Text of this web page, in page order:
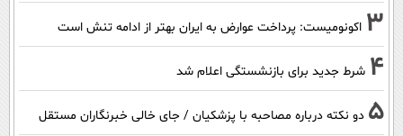
3 اکونومیست: پرداخت عوارض به ایران بهتر از ادامه تنش است
4 شرط جدید برای بازنشستگی اعلام شد
5 دو نکته درباره مصاحبه با پزشکیان / جای خالی خبرنگاران مستقل